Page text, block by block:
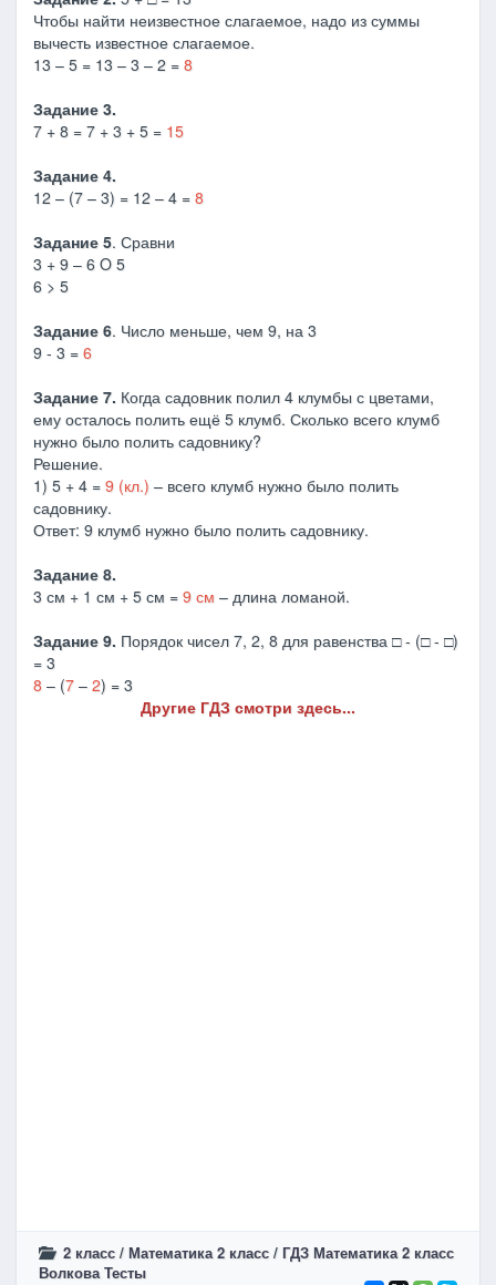
Чтобы найти неизвестное слагаемое, надо из суммы
вычесть известное слагаемое.
13 – 5 = 13 – 3 – 2 = 8
Задание 3.
7 + 8 = 7 + 3 + 5 = 15
Задание 4.
12 – (7 – 3) = 12 – 4 = 8
Задание 5. Сравни
3 + 9 – 6 Ο 5
6 > 5
Задание 6. Число меньше, чем 9, на 3
9 - 3 = 6
Задание 7. Когда садовник полил 4 клумбы с цветами,
ему осталось полить ещё 5 клумб. Сколько всего клумб
нужно было полить садовнику?
Решение.
1) 5 + 4 = 9 (кл.) – всего клумб нужно было полить
садовнику.
Ответ: 9 клумб нужно было полить садовнику.
Задание 8.
3 см + 1 см + 5 см = 9 см – длина ломаной.
Задание 9. Порядок чисел 7, 2, 8 для равенства □ - (□ - □)
= 3
8 – (7 – 2) = 3
Другие ГДЗ смотри здесь...
2 класс / Математика 2 класс / ГДЗ Математика 2 класс
Волкова Тесты